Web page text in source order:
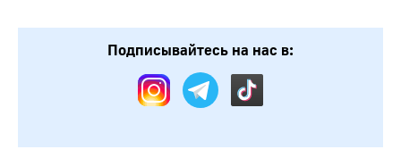
Подписывайтесь на нас в: